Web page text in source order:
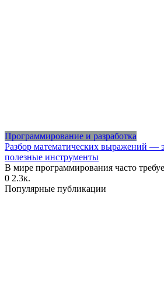
Программирование и разработка
Разбор математических выражений —
полезные инструменты
В мире программирования часто
0 2.3к.
Популярные публикации